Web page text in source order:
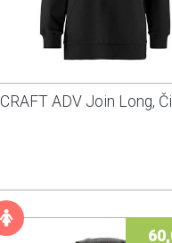
CRAFT ADV Join Long,